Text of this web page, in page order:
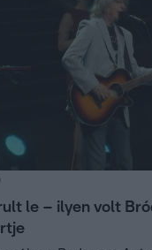
le – ilyen volt